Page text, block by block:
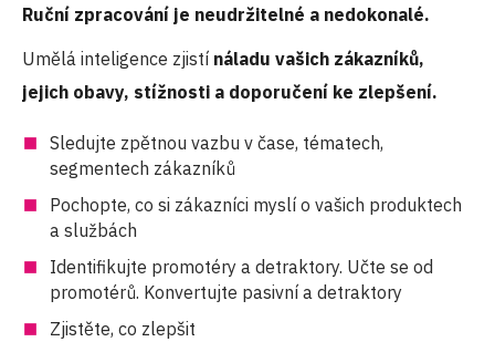
Ruční zpracování je neudržitelné a nedokonalé.
Umělá inteligence zjistí náladu vašich zákazníků,
jejich obavy, stížnosti a doporučení ke zlepšení.
Sledujte zpětnou vazbu v čase, tématech,
segmentech zákazníků
Pochopte, co si zákazníci myslí o vašich produktech
a službách
Identifikujte promotéry a detraktory. Učte se od
promotérů. Konvertujte pasivní a detraktory
Zjistěte, co zlepšit